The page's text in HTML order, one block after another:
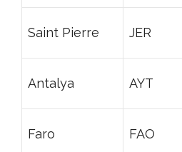
Saint Pierre JER
Antalya AYT
Faro FAO